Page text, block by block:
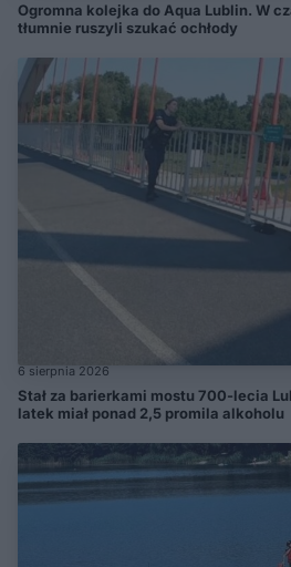
Ogromna kolejka do Aqua Lublin. W
tłumnie ruszyli szukać ochłody
6 sierpnia 2026
Stał za barierkami mostu 700-lecia
latek miał ponad 2,5 promila alkoholu